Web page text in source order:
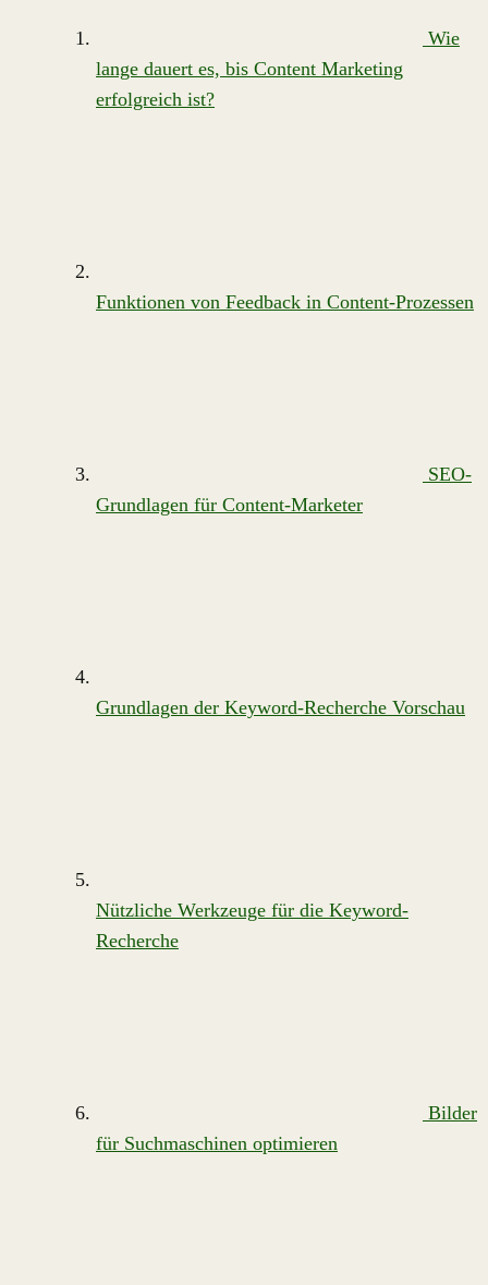
Wie
lange dauert es, bis Content Marketing
erfolgreich ist?
Funktionen von Feedback in Content-Prozessen
SEO-
Grundlagen für Content-Marketer
Grundlagen der Keyword-Recherche Vorschau
Nützliche Werkzeuge für die Keyword-
Recherche
Bilder
für Suchmaschinen optimieren